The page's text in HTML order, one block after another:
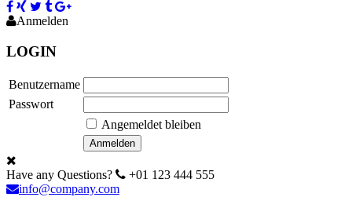
Anmelden
LOGIN
Benutzername
Passwort
Angemeldet bleiben
Have any Questions?
+01 123 444 555
info@company.com